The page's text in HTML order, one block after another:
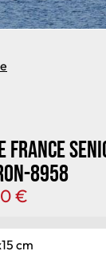
France
8958
€